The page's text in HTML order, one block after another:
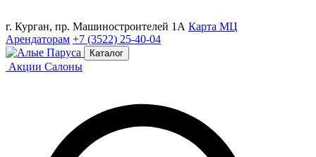
г. Курган, пр. Машиностроителей 1А Карта МЦ
Арендаторам +7 (3522) 25-40-04
Каталог
Акции Салоны